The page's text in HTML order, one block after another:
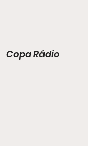
Copa Rádio